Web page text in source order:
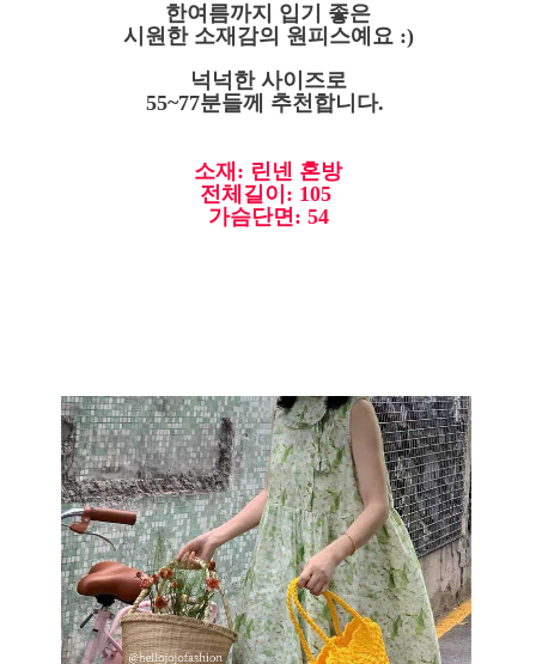
한여름까지 입기 좋은
시원한 소재감의 원피스예요 :)
넉넉한 사이즈로
55~77분들께 추천합니다.
소재: 린넨 혼방
전체길이: 105
가슴단면: 54